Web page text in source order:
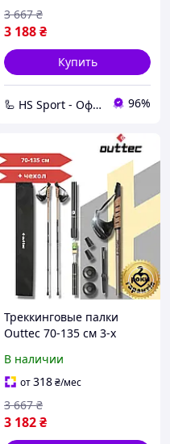
3 188₴
3 667 ₴
Купить
🦾 HS Sport - Офіційний дистриб'ютор тренажерів Hop-Sport 96%
Треккинговые палки
Outtec 70-135 см 3-х
В наличии
от318₴/мес
3 182₴
3 667 ₴